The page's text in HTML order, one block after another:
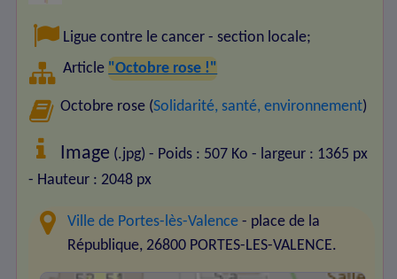
Ligue contre le cancer - section locale;
Article "Octobre rose !"
Octobre rose (Solidarité, santé, environnement)
Image (.jpg) - Poids : 507 Ko - largeur : 1365 px
- Hauteur : 2048 px
Ville de Portes-lès-Valence - place de la
République, 26800 PORTES-LES-VALENCE.